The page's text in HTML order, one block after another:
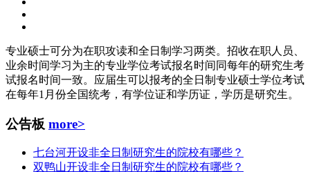
专业硕士可分为在职攻读和全日制学习两类。招收在职人员、
业余时间学习为主的专业学位考试报名时间同每年的研究生考
试报名时间一致。应届生可以报考的全日制专业硕士学位考试
在每年1月份全国统考，有学位证和学历证，学历是研究生。
公告板 more>
七台河开设非全日制研究生的院校有哪些？
双鸭山开设非全日制研究生的院校有哪些？